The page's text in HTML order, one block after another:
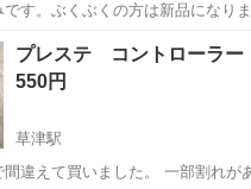
す。ぶくぶくの方は新品になりま
大津駅 テレビゲーム
プレステ コントローラ
550円
草津駅
ました。 一部割れがあります。画像２枚